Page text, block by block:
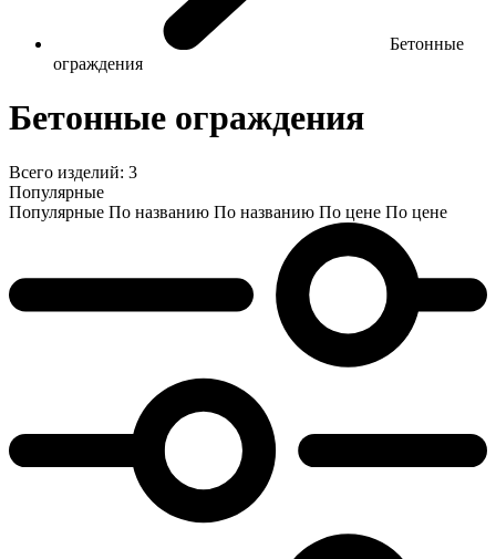
Бетонные
ограждения
Бетонные ограждения
Всего изделий: 3
Популярные
Популярные По названию По названию По цене По цене